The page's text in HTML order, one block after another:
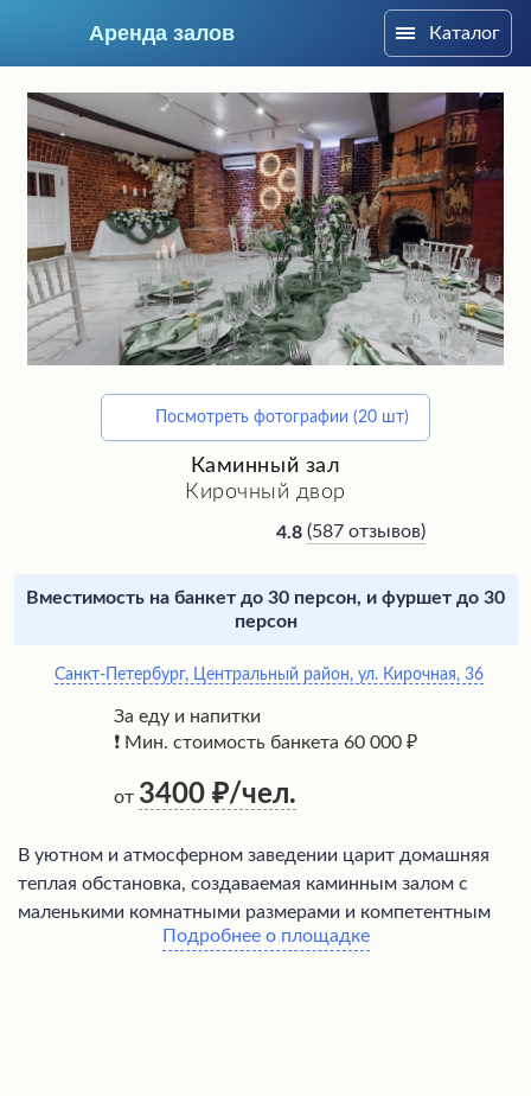
Аренда залов
Подберите мне зал
Каталог
Посмотреть фотографии (20 шт)
Каминный зал
Кирочный двор
4.8 (587 отзывов)
Вместимость на банкет до 30 персон, и фуршет до 30
персон
Санкт-Петербург, Центральный район, ул. Кирочная, 36
За еду и напитки
❗ Мин. стоимость банкета 60 000 ₽
от 3400 /чел.
В уютном и атмосферном заведении царит домашняя
теплая обстановка, создаваемая каминным залом с
маленькими комнатными размерами и компетентным
профессиональным персоналом. Посетители высоко
Подробнее о площадке